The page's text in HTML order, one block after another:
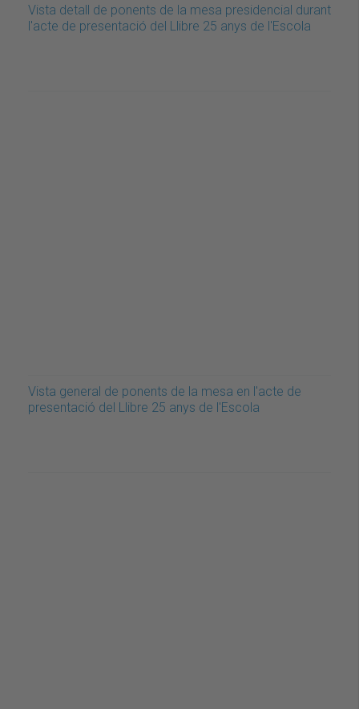
Vista detall de ponents de la mesa presidencial durant
l'acte de presentació del Llibre 25 anys de l'Escola
Vista general de ponents de la mesa en l'acte de
presentació del Llibre 25 anys de l'Escola